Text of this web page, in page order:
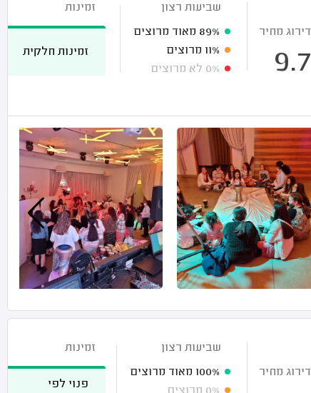
דירוג מחיר
9.7
שביעות רצון
89% מאוד מרוצים
11% מרוצים
0% לא מרוצים
זמינות
זמינות חלקית
דירוג מחיר
שביעות רצון
100% מאוד מרוצים
זמינות
פנוי לפי